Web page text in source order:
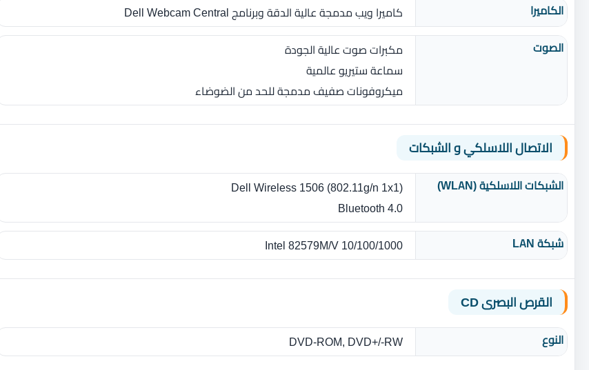
الكاميرا
كاميرا ويب مدمجة عالية الدقة وبرنامج Dell Webcam Central
الصوت
مكبرات صوت عالية الجودة
سماعة ستيريو عالمية
ميكروفونات صفيف مدمجة للحد من الضوضاء
الاتصال اللاسلكي و الشبكات
الشبكات اللاسلكية (WLAN)
Dell Wireless 1506 (802.11g/n 1x1)
Bluetooth 4.0
شبكة LAN
Intel 82579M/V 10/100/1000
القرص البصرى CD
النوع DVD-ROM, DVD+/-RW